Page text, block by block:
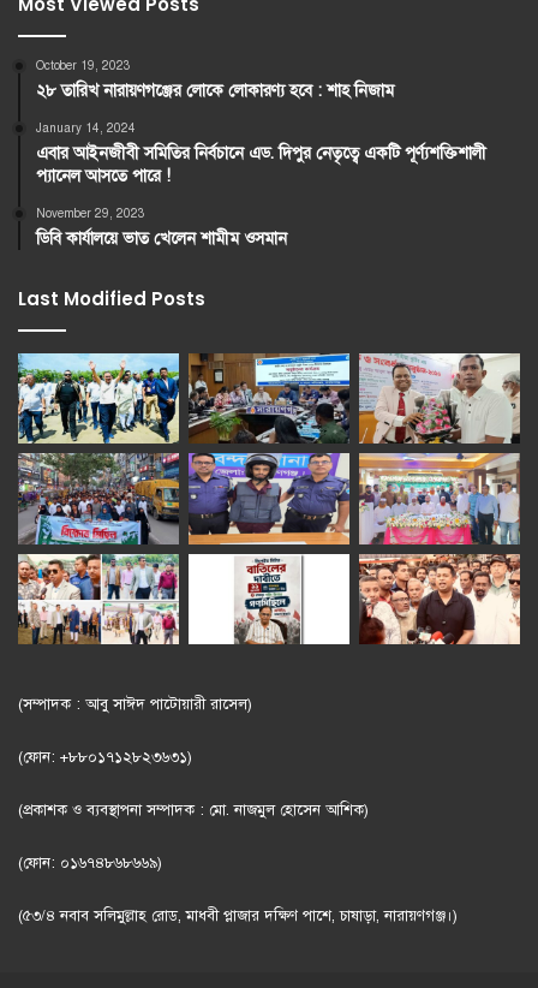
October 19, 2023
২৮ তারিখ নারায়ণগঞ্জের লোকে লোকারণ্য হবে : শাহ নিজাম
January 14, 2024
এবার আইনজীবী সমিতির নির্বচানে এড. দিপুর নেতৃত্বে একটি পূর্ণ্যশক্তিশালী
প্যানেল আসতে পারে !
November 29, 2023
ডিবি কার্যালয়ে ভাত খেলেন শামীম ওসমান
Last Modified Posts
(সম্পাদক : আবু সাঈদ পাটোয়ারী রাসেল)
(ফোন: +৮৮০১৭১২৮২৩৬৩১)
(প্রকাশক ও ব্যবস্থাপনা সম্পাদক : মো. নাজমুল হোসেন আশিক)
(ফোন: ০১৬৭৪৮৬৮৬৬৯)
(৫৩/৪ নবাব সলিমুল্লাহ রোড, মাধবী প্লাজার দক্ষিণ পাশে, চাষাড়া, নারায়ণগঞ্জ।)